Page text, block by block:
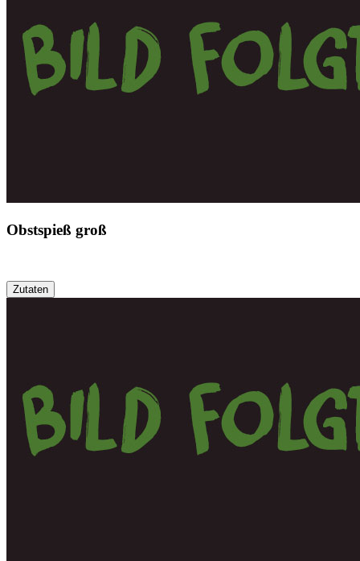
Obstspieß groß
Zutaten